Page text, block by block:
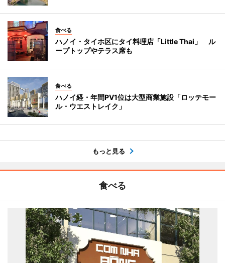
食べる
ハノイ・タイホ区にタイ料理店「Little Thai」 ル
ープトップやテラス席も
食べる
ハノイ経・年間PV1位は大型商業施設「ロッテモー
ル・ウエストレイク」
もっと見る
食べる